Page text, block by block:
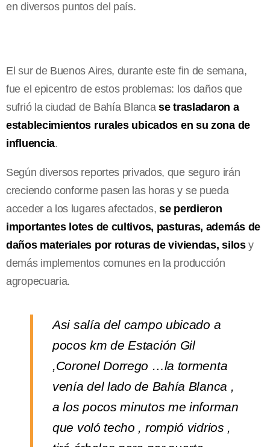
en diversos puntos del país.
El sur de Buenos Aires, durante este fin de semana,
fue el epicentro de estos problemas: los daños que
sufrió la ciudad de Bahía Blancase trasladaron a
establecimientos rurales ubicados en su zona de
influencia.
Según diversos reportes privados, que seguro irán
creciendo conforme pasen las horas y se pueda
acceder a los lugares afectados,se perdieron
importantes lotes de cultivos, pasturas, además de
daños materiales por roturas de viviendas, silosy
demás implementos comunes en la producción
agropecuaria.
Asi salía del campo ubicado a
pocos km de Estación Gil
,Coronel Dorrego …la tormenta
venía del lado de Bahía Blanca ,
a los pocos minutos me informan
que voló techo , rompió vidrios ,